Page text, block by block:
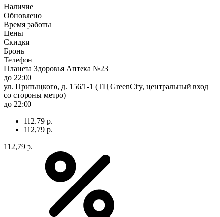
Наличие
Обновлено
Время работы
Цены
Скидки
Бронь
Телефон
Планета Здоровья Аптека №23
до 22:00
ул. Притыцкого, д. 156/1-1 (ТЦ GreenCity, центральный вход
со стороны метро)
до 22:00
112,79 р.
112,79 р.
112,79 р.